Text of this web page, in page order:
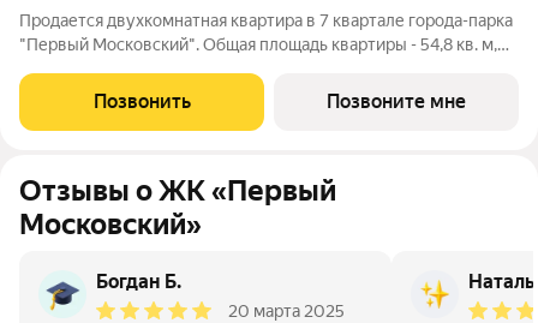
Продается двухкомнатная квартира в 7 квартале города-парка
"Первый Московский". Общая площадь квартиры - 54,8 кв. м,
монолитный. ТОЛЬКО ДО 31 АВГУСТА выгодные условия на
приобретение
Позвонить Позвоните мне
Отзывы о ЖК «Первый
Московский»
Богдан Б.
20 марта 2025